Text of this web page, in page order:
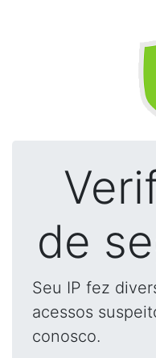
de
Seu IP fez
acessos
conosco.